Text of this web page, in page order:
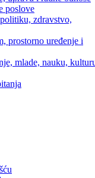
upravu i radne odnose
poslove
zdravstvo,
prostorno uređenje i
mlade, nauku,